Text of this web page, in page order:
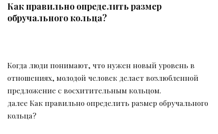
Как правильно определить размер
обручального кольца?
Когда люди понимают, что нужен новый уровень в
отношениях, молодой человек делает возлюбленной
предложение с восхитительным кольцом.
далее Как правильно определить размер обручального
кольца?